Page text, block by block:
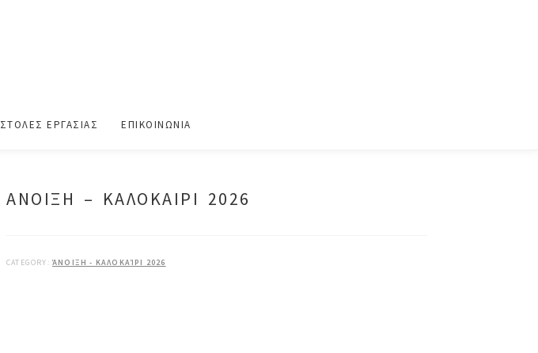
ΣΤΟΛΕΣ ΕΡΓΑΣΙΑΣ ΕΠΙΚΟΙΝΩΝΙΑ
ΑΝΟΙΞΗ – ΚΑΛΟΚΑΙΡΙ 2026
CATEGORY: ΆΝΟΙΞΗ - ΚΑΛΟΚΑΊΡΙ 2026